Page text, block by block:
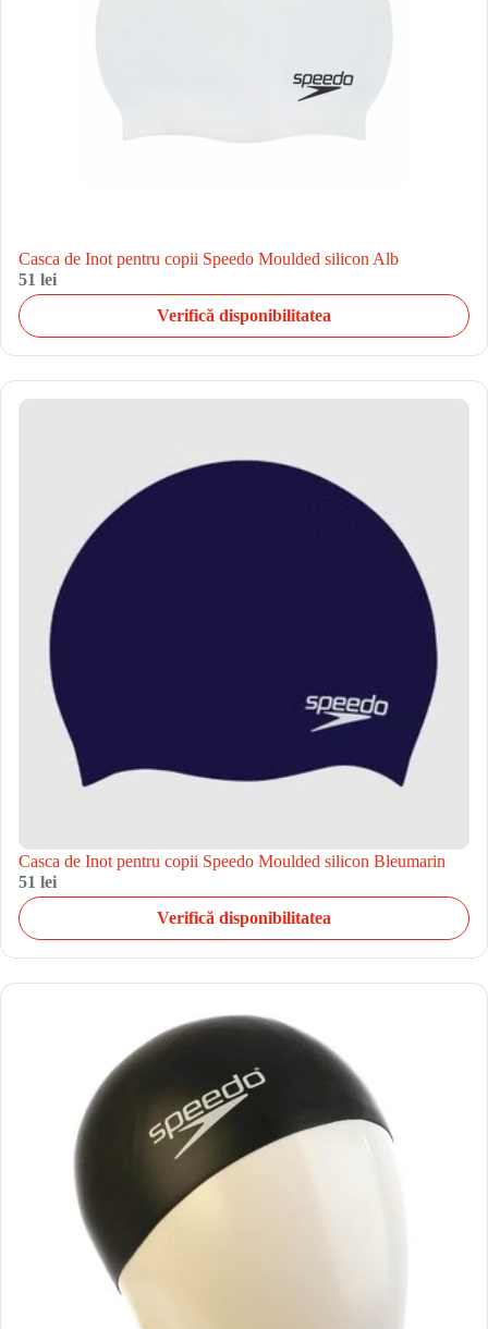
Casca de Inot pentru copii Speedo Moulded silicon Alb
51 lei
Verifică disponibilitatea
Casca de Inot pentru copii Speedo Moulded silicon Bleumarin
51 lei
Verifică disponibilitatea